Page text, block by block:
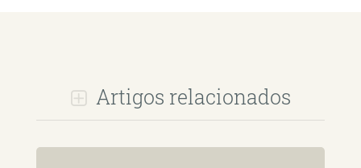
Artigos relacionados